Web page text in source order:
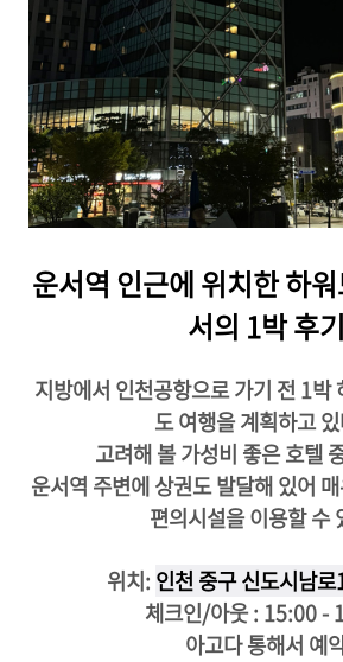
운서역 인근에 위치한 하
서의 1박 후기
지방에서 인천공항으로 가기 전 1박
도 여행을 계획하고
고려해 볼 가성비 좋은 호텔
운서역 주변에 상권도 발달해 있어
편의시설을 이용할 수
위치: 인천 중구 신도시남
체크인/아웃 : 15:00 -
아고다 통해서 예